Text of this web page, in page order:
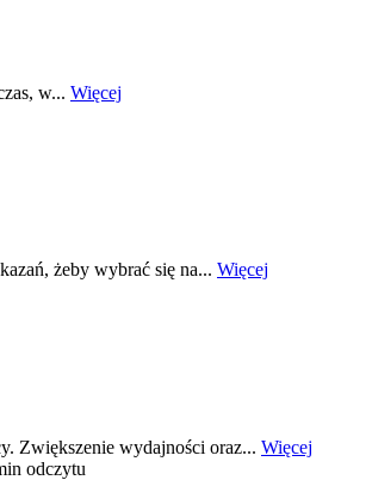
w... Więcej
żeby wybrać się na... Więcej
Zwiększenie wydajności oraz... Więcej
odczytu